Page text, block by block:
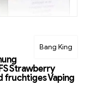
Bang King
Strawberry
fruchtiges Vaping